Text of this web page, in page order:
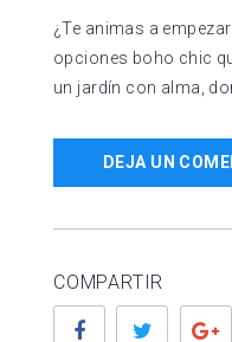
¿Te animas a
opciones boho chic
un jardín con alma,
DEJA UN
COMPARTIR
Facebook Twitter